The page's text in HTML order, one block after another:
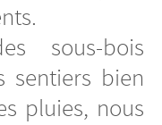
sous-bois
sentiers bien
pluies, nous